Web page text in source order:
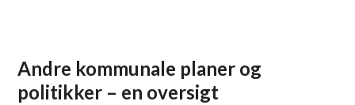
Andre kommunale planer og
politikker – en oversigt